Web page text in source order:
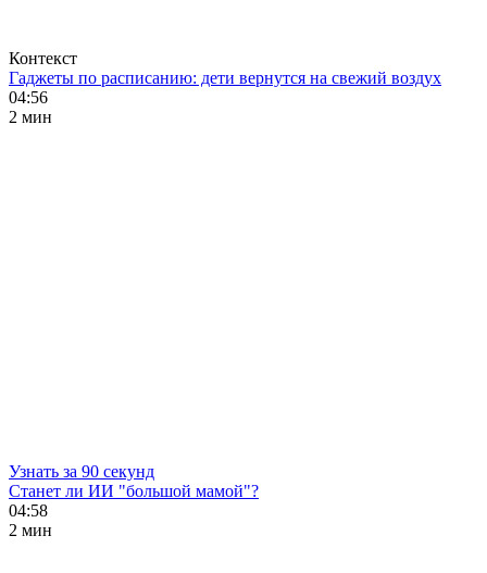
Контекст
Гаджеты по расписанию: дети вернутся на свежий воздух
04:56
2 мин
Узнать за 90 секунд
Станет ли ИИ "большой мамой"?
04:58
2 мин